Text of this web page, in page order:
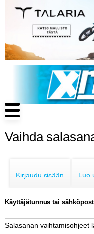
pääsisältöön
Luo
Main
navigation
Vaihda
tabs
Kirjaudu sisään Luo
Käyttäjätunnus tai
Salasanan vaihtamisohjeet